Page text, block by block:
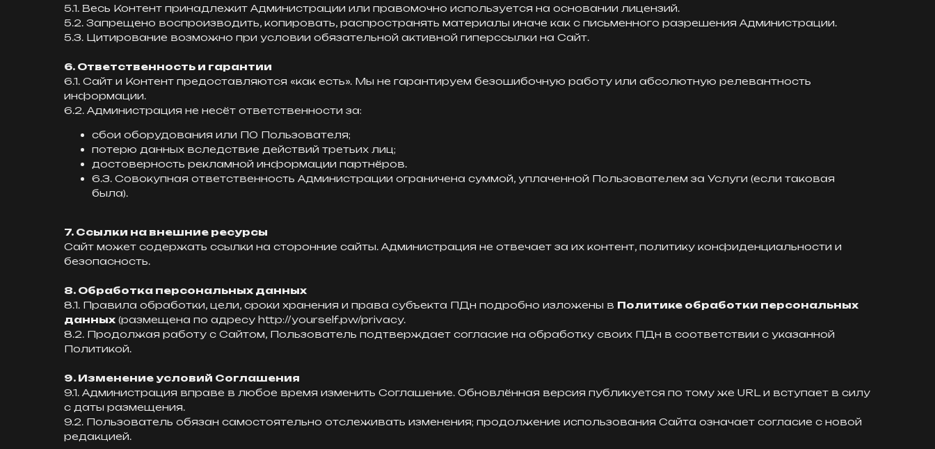
5.1. Весь Контент принадлежит Администрации или правомочно используется на основании лицензий.
5.2. Запрещено воспроизводить, копировать, распространять материалы иначе как с письменного разрешения Администрации.
5.3. Цитирование возможно при условии обязательной активной гиперссылки на Сайт.
6. Ответственность и гарантии
6.1. Сайт и Контент предоставляются «как есть». Мы не гарантируем безошибочную работу или абсолютную релевантность
информации.
6.2. Администрация не несёт ответственности за:
сбои оборудования или ПО Пользователя;
потерю данных вследствие действий третьих лиц;
достоверность рекламной информации партнёров.
6.3. Совокупная ответственность Администрации ограничена суммой, уплаченной Пользователем за Услуги (если таковая
была).
7. Ссылки на внешние ресурсы
Сайт может содержать ссылки на сторонние сайты. Администрация не отвечает за их контент, политику конфиденциальности и
безопасность.
8. Обработка персональных данных
8.1. Правила обработки, цели, сроки хранения и права субъекта ПДн подробно изложены в Политике обработки персональных
данных (размещена по адресу http://yourself.pw/privacy.
8.2. Продолжая работу с Сайтом, Пользователь подтверждает согласие на обработку своих ПДн в соответствии с указанной
Политикой.
9. Изменение условий Соглашения
9.1. Администрация вправе в любое время изменить Соглашение. Обновлённая версия публикуется по тому же URL и вступает в силу
с даты размещения.
9.2. Пользователь обязан самостоятельно отслеживать изменения; продолжение использования Сайта означает согласие с новой
редакцией.